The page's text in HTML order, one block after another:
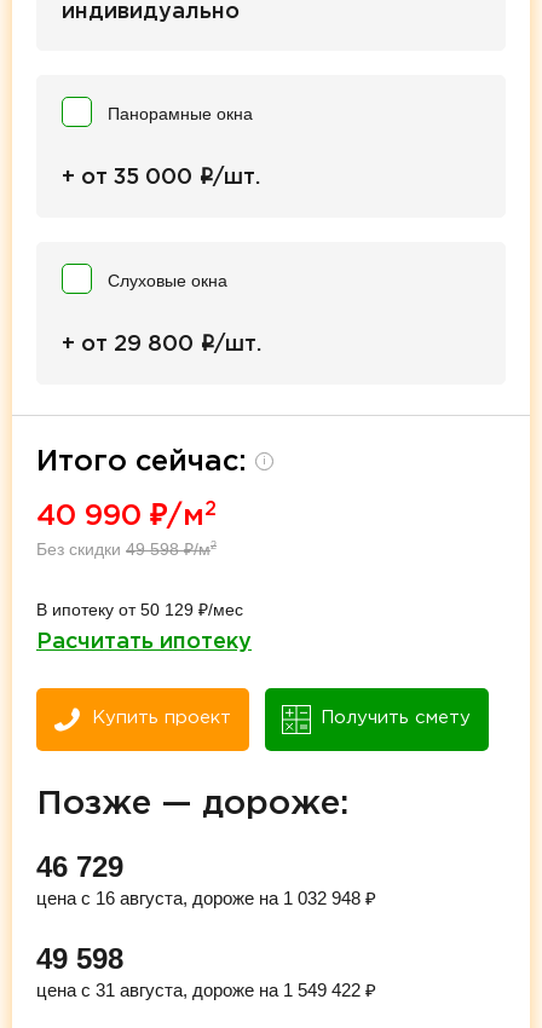
индивидуально
Панорамные окна
+ от 35 000 i/шт.
Слуховые окна
+ от 29 800 i/шт.
Итого сейчас: i
40 990 ₽/м 2
Без скидки 49 598₽/м2
В ипотеку от 50 129 ₽/мес
Расчитать ипотеку
Купить проект Получить смету
Позже — дороже:
46 729
цена с 16 августа, дороже на 1 032 948 ₽
49 598
цена с 31 августа, дороже на 1 549 422 ₽